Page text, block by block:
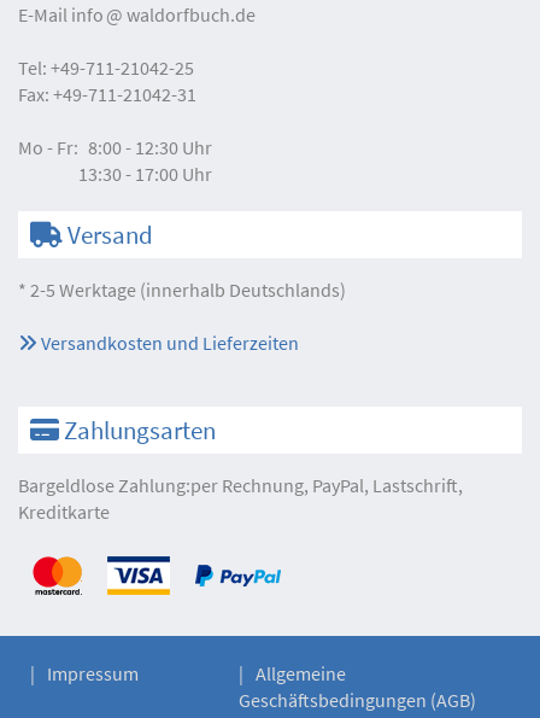
E-Mail info waldorfbuch.de
Tel: +49-711-21042-25
Fax: +49-711-21042-31
Mo - Fr: 8:00 - 12:30 Uhr
13:30 - 17:00 Uhr
Versand
* 2-5 Werktage (innerhalb Deutschlands)
Versandkosten und Lieferzeiten
Zahlungsarten
Bargeldlose Zahlung:per Rechnung, PayPal, Lastschrift,
Kreditkarte
Impressum
Allgemeine
Geschäftsbedingungen (AGB)